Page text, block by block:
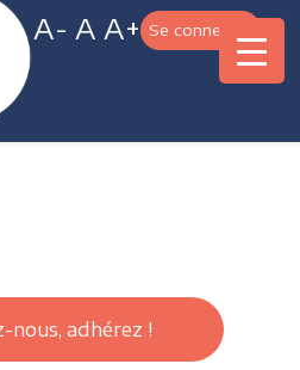
A- A A+ Se connecter
nous, adhérez !